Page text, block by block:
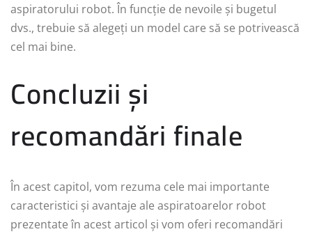
aspiratorului robot. În funcție de nevoile și bugetul
dvs., trebuie să alegeți un model care să se potrivească
cel mai bine.
Concluzii și
recomandări finale
În acest capitol, vom rezuma cele mai importante
caracteristici și avantaje ale aspiratoarelor robot
prezentate în acest articol și vom oferi recomandări